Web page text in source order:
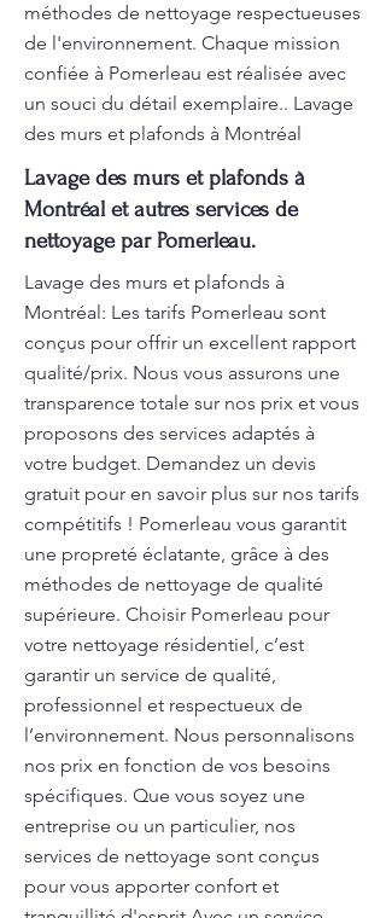
méthodes de nettoyage respectueuses
de l'environnement. Chaque mission
confiée à Pomerleau est réalisée avec
un souci du détail exemplaire.. Lavage
des murs et plafonds à Montréal
Lavage des murs et plafonds à
Montréal et autres services de
nettoyage par Pomerleau.
Lavage des murs et plafonds à
Montréal: Les tarifs Pomerleau sont
conçus pour offrir un excellent rapport
qualité/prix. Nous vous assurons une
transparence totale sur nos prix et vous
proposons des services adaptés à
votre budget. Demandez un devis
gratuit pour en savoir plus sur nos tarifs
compétitifs ! Pomerleau vous garantit
une propreté éclatante, grâce à des
méthodes de nettoyage de qualité
supérieure. Choisir Pomerleau pour
votre nettoyage résidentiel, c’est
garantir un service de qualité,
professionnel et respectueux de
l’environnement. Nous personnalisons
nos prix en fonction de vos besoins
spécifiques. Que vous soyez une
entreprise ou un particulier, nos
services de nettoyage sont conçus
pour vous apporter confort et